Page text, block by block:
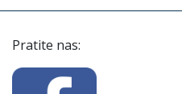
Pratite nas: